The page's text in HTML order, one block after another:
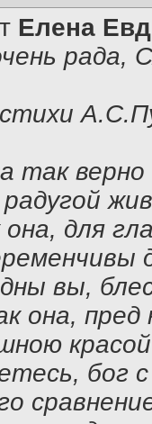
Елена
рада,
стихи
так верно
для
вы,
она, пред
красой
бог